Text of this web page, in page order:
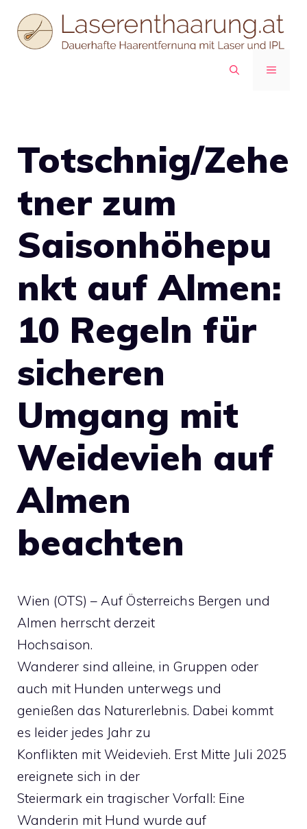
Inhalt
springen
MENÜ
Totschnig/Zehe
tner zum
Saisonhöhepu
nkt auf Almen:
10 Regeln für
sicheren
Umgang mit
Weidevieh auf
Almen
beachten
Wien (OTS) – Auf Österreichs Bergen und
Almen herrscht derzeit
Hochsaison.
Wanderer sind alleine, in Gruppen oder
auch mit Hunden unterwegs und
genießen das Naturerlebnis. Dabei kommt
es leider jedes Jahr zu
Konflikten mit Weidevieh. Erst Mitte Juli 2025
ereignete sich in der
Steiermark ein tragischer Vorfall: Eine
Wanderin mit Hund wurde auf